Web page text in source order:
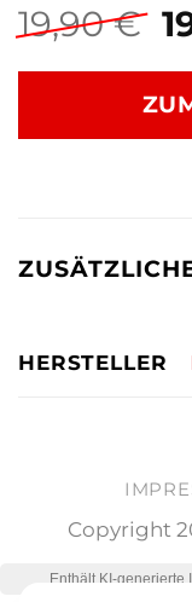
19,90€
HERSTELLER
Copyright